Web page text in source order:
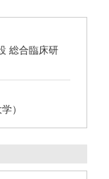
総合臨床研
）